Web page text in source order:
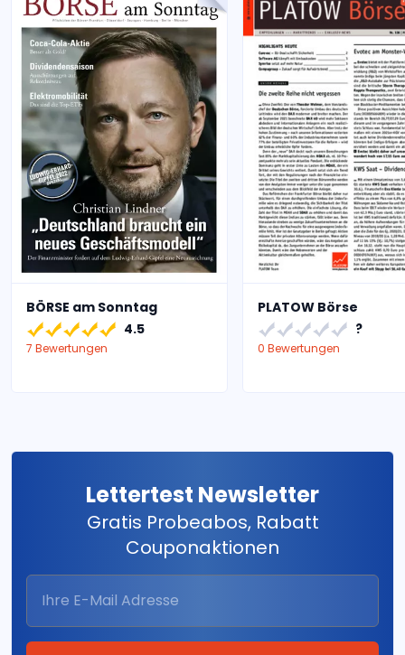
BÖRSE am Sonntag
4.5
7 Bewertungen
PLATOW Börse
?
0 Bewertungen
Lettertest Newsletter
Gratis Probeabos, Rabatt
Couponaktionen